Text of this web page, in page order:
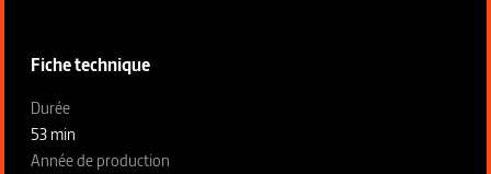
Fiche technique
Fiche technique section gauche
Durée
53 min
Année de production